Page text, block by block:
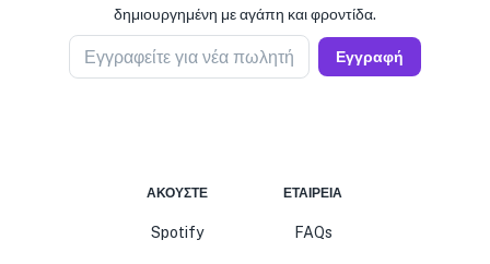
δημιουργημένη με αγάπη και φροντίδα.
Εγγραφείτε για νέα πωλητή Εγγραφή
ΑΚΟΎΣΤΕ
Spotify
ΕΤΑΙΡΕΊΑ
FAQs